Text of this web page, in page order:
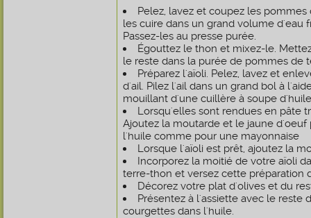
Pelez, lavez et coupez les
les cuire dans un grand volume d'eau
Passez-les au presse purée.
Égouttez le thon et mixez-le.
le reste dans la purée de pommes de
Préparez l'aïoli. Pelez, lavez et
d'ail. Pilez l'ail dans un grand bol à
mouillant d'une cuillère à soupe
Lorsqu'elles sont rendues en pâte
Ajoutez la moutarde et le jaune d'oeuf
l'huile comme pour une mayonnaise
Lorsque l'aïoli est prêt, ajoutez la
Incorporez la moitié de votre aïoli
terre-thon et versez cette préparation
Décorez votre plat d'olives et du
Présentez à l'assiette avec le reste
courgettes dans l'huile.